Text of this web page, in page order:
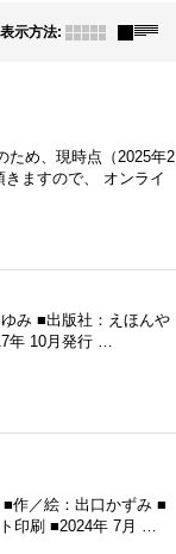
表示方法:
め、現時点（2025年2
ますので、 オンライ
み ■出版社：えほんや
年 10月発行 …
作／絵：出口かずみ ■
印刷 ■2024年 7月 …